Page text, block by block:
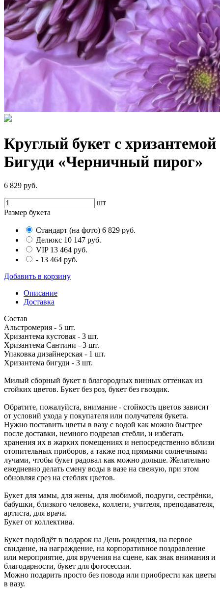
Круглый букет с хризантемой
Бигуди «Черничный пирог»
6 829 руб.
шт
Размер букета
Стандарт (на фото) 6 829 руб.
Делюкс 10 147 руб.
VIP 13 464 руб.
- 13 464 руб.
Добавить в корзину
Описание
Доставка
Состав
Альстромерия - 5 шт.
Хризантема кустовая - 3 шт.
Хризантема Сантини - 3 шт.
Упаковка дизайнерская - 1 шт.
Хризантема бигуди - 3 шт.
Милый сборный букет в благородных винных оттенках из
стойких цветов. Букет без роз, букет без гвоздик.
Обратите, пожалуйста, внимание - стойкость цветов зависит
от условий ухода у покупателя или получателя букета.
Нужно поставить цветы в вазу с водой как можно быстрее
после доставки, немного подрезав стебли, и избегать
хранения их в жарких помещениях и непосредственно вблизи
отопительных приборов, а также под прямыми солнечными
лучами, чтобы букет радовал как можно дольше. Желательно
ежедневно делать смену воды в вазе на свежую, при этом
обновляя срез на стеблях цветов.
Букет для мамы, для жены, для любимой, подруги, сестрёнки,
бабушки, близкого человека, коллеги, учителя, преподавателя,
артиста, для врача.
Букет от коллектива.
Букет подойдёт в подарок на День рождения, на первое
свидание, на награждение, на корпоративное поздравление
или мероприятие, для вручения на сцене, как знак внимания и
благодарности, букет для фотосессии.
Можно подарить просто без повода или приобрести как цветы
в вазу.